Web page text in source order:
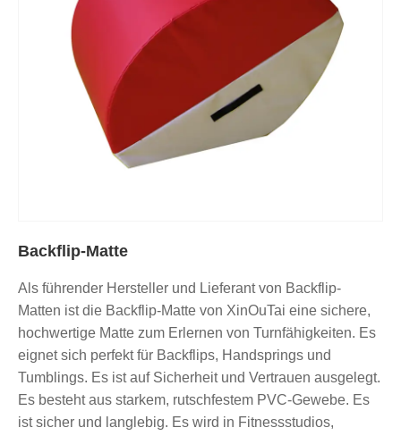
Backflip-Matte
Als führender Hersteller und Lieferant von Backflip-
Matten ist die Backflip-Matte von XinOuTai eine sichere,
hochwertige Matte zum Erlernen von Turnfähigkeiten. Es
eignet sich perfekt für Backflips, Handsprings und
Tumblings. Es ist auf Sicherheit und Vertrauen ausgelegt.
Es besteht aus starkem, rutschfestem PVC-Gewebe. Es
ist sicher und langlebig. Es wird in Fitnessstudios,